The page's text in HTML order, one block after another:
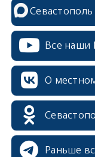
Севастополь
Все наши
О
Раньше